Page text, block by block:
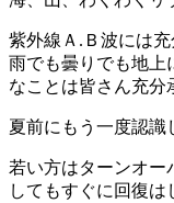
紫外線Ａ.Ｂ波には
雨でも曇りでも地上
なことは皆さん充分
夏前にもう一度認識
若い方はターンオー
してもすぐに回復